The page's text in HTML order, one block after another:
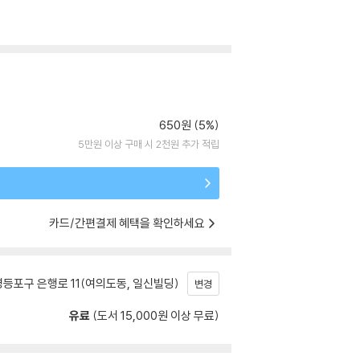
650원 (5%)
5만원 이상 구매 시 2천원 추가 적립
카드/간편결제 혜택을 확인하세요
포구 은행로 11(여의도동, 일신빌딩) 변경
유료 (도서 15,000원 이상 무료)